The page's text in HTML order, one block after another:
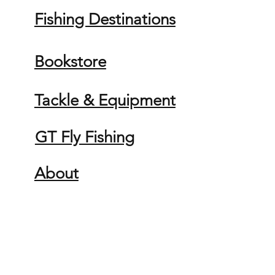
Fishing Destinations
Bookstore
Tackle & Equipment
GT Fly Fishing
About